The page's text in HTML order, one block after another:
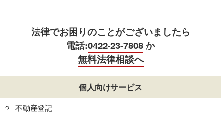
法律でお困りのことがございましたら
電話:0422-23-7808か
無料法律相談へ
個人向けサービス
不動産登記